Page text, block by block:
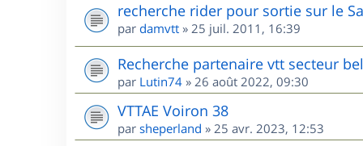
recherche rider pour sortie sur le
par damvtt » 25 juil. 2011, 16:39
Recherche partenaire vtt secteur
par Lutin74 » 26 août 2022, 09:30
VTTAE Voiron 38
par sheperland » 25 avr. 2023, 12:53